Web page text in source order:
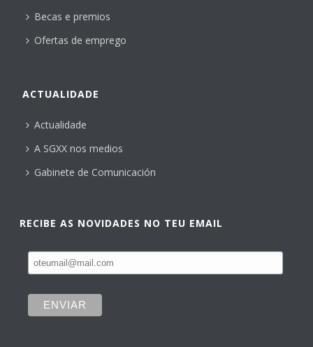
Becas e premios
Ofertas de emprego
ACTUALIDADE
Actualidade
A SGXX nos medios
Gabinete de Comunicación
RECIBE AS NOVIDADES NO TEU EMAIL